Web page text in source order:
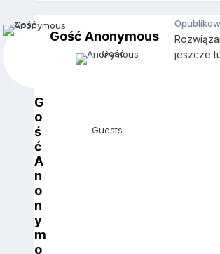
G
o
ś
ć
A
n
o
n
y
m
o
Gość Anonymous
Guests
jeszcze